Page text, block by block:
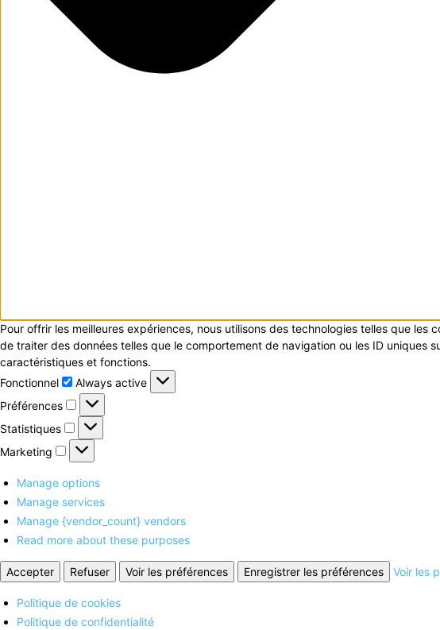
Pour offrir les meilleures expériences, nous utilisons des technologies telles que
de traiter des données telles que le comportement de navigation ou les ID
caractéristiques et fonctions.
Fonctionnel
Fonctionnel
Always active
Préférences
Préférences
Statistiques
Statistiques
Marketing
Marketing
Manage options
Manage services
Manage {vendor_count} vendors
Read more about these purposes
Accepter Refuser Voir les préférences Enregistrer les préférences Voir les
Politique de cookies
Politique de confidentialité